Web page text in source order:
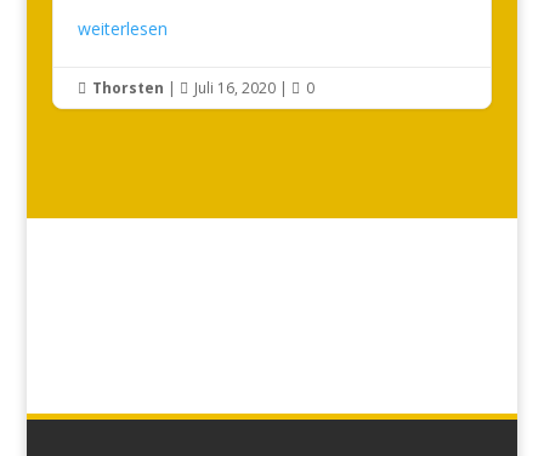
weiterlesen
 Thorsten |  Juli 16, 2020|  0